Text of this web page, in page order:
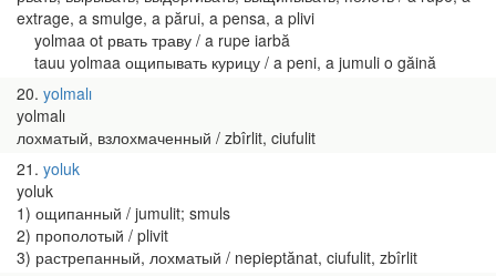
extrage, a smulge, a părui, a pensa, a plivi
yolmaa ot рвать траву / a rupe iarbă
tauu yolmaa ощипывать курицу / a peni, a jumuli o găină
20 yolmalı
yolmalı
лохматый, взлохмаченный / zbîrlit, ciufulit
21 yoluk
yoluk
1) ощипанный / jumulit; smuls
2) прополотый / plivit
3) растрепанный, лохматый / nepieptănat, ciufulit, zbîrlit